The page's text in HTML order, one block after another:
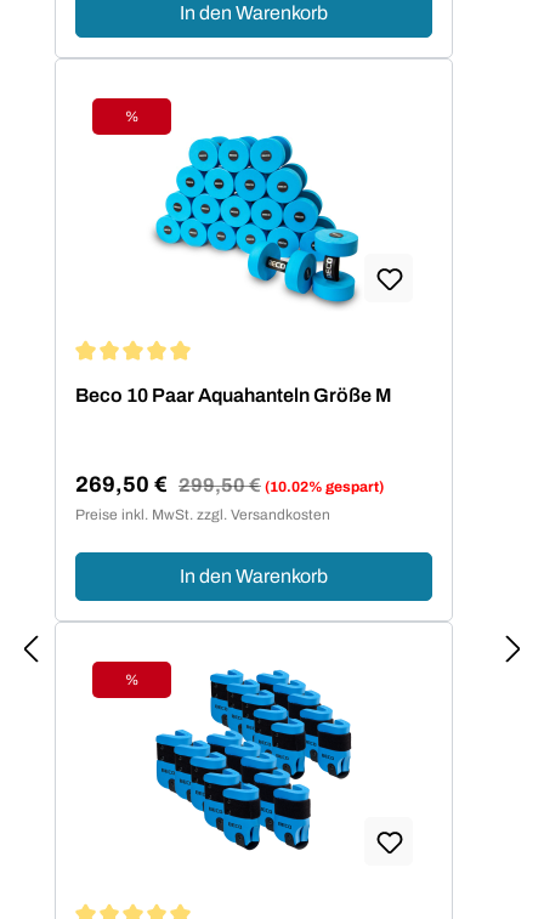
In den Warenkorb
Rabatt
%
Beco 10 Paar Aquahanteln Größe M
Verkaufspreis:
269,50 € Regulärer Preis:
299,50 € (10.02% gespart)
Preise inkl. MwSt. zzgl. Versandkosten
In den Warenkorb
Rabatt
%